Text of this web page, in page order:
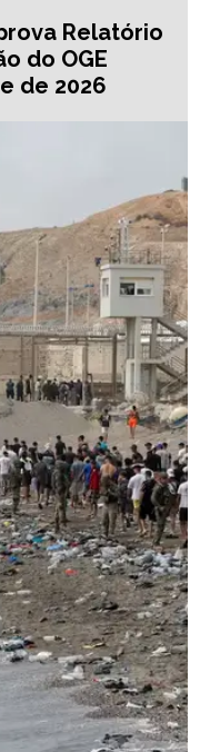
Relatório
do OGE
de 2026